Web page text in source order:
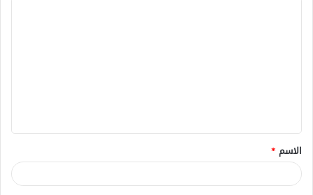
ق
*
الاسم *